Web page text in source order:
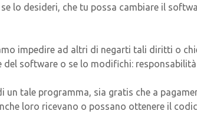
lo desideri, che tu possa cambiare il
impedire ad altri di negarti tali diritti o
del software o se lo modifichi:
un tale programma, sia gratis che a
loro ricevano o possano ottenere il